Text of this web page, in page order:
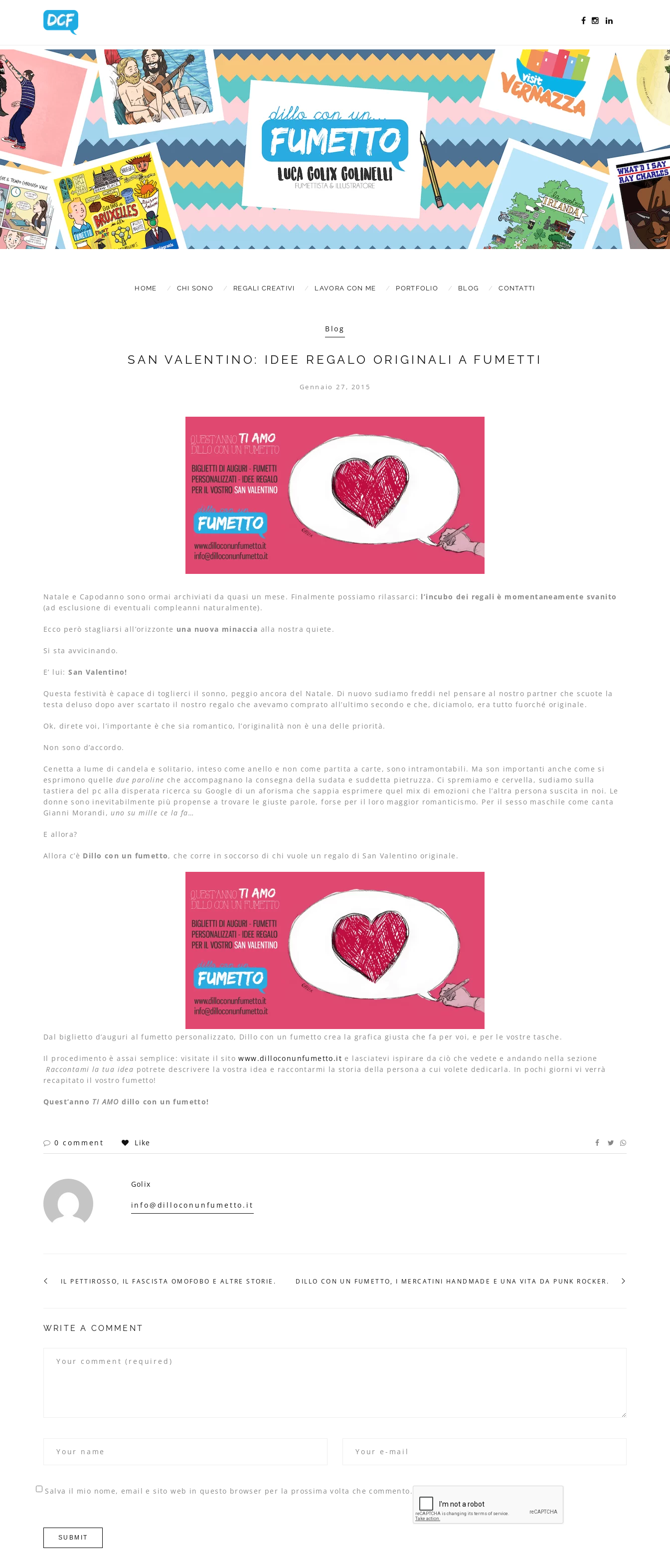
BLOG UPDATES
Latest news & updates
HOME CHI SONO REGALI CREATIVI LAVORA CON ME PORTFOLIO BLOG CONTATTI
Blog
SAN VALENTINO: IDEE REGALO ORIGINALI A FUMETTI
Gennaio 27, 2015
Natale e Capodanno sono ormai archiviati da quasi un mese. Finalmente possiamo rilassarci: l’incubo dei regali è momentaneamente svanito
(ad esclusione di eventuali compleanni naturalmente).
Ecco però stagliarsi all’orizzonte una nuova minaccia alla nostra quiete.
Si sta avvicinando.
E’ lui:San Valentino!
Questa festività è capace di toglierci il sonno, peggio ancora del Natale. Di nuovo sudiamo freddi nel pensare al nostro partner che scuote la
testa deluso dopo aver scartato il nostro regalo che avevamo comprato all’ultimo secondo e che, diciamolo, era tutto fuorché originale.
Ok, direte voi, l’importante è che sia romantico, l’originalità non è una delle priorità.
Non sono d’accordo.
Cenetta a lume di candela e solitario, inteso come anello e non come partita a carte, sono intramontabili. Ma son importanti anche come si
esprimono quelle due paroline che accompagnano la consegna della sudata e suddetta pietruzza. Ci spremiamo e cervella, sudiamo sulla
tastiera del pc alla disperata ricerca su Google di un aforisma che sappia esprimere quel mix di emozioni che l’altra persona suscita in noi. Le
donne sono inevitabilmente più propense a trovare le giuste parole, forse per il loro maggior romanticismo. Per il sesso maschile come canta
Gianni Morandi, uno su mille ce la fa…
E allora?
Allora c’è Dillo con un fumetto, che corre in soccorso di chi vuole un regalo di San Valentino originale.
Dal biglietto d’auguri al fumetto personalizzato, Dillo con un fumetto crea la grafica giusta che fa per voi, e per le vostre tasche.
Il procedimento è assai semplice: visitate il sitowww.dilloconunfumetto.it e lasciatevi ispirare da ciò che vedete e andando nella sezione
Raccontami la tua idea potrete descrivere la vostra idea e raccontarmi la storia della persona a cui volete dedicarla. In pochi giorni vi verrà
recapitato il vostro fumetto!
Quest’anno TI AMO dillo con un fumetto!
0 comment Like
Golix
info@dilloconunfumetto.it
IL PETTIROSSO, IL FASCISTA OMOFOBO E ALTRE STORIE. DILLO CON UN FUMETTO, I MERCATINI HANDMADE E UNA VITA DA PUNK ROCKER.
WRITE A COMMENT
Salva il mio nome, email e sito web in questo browser per la prossima volta che commento.